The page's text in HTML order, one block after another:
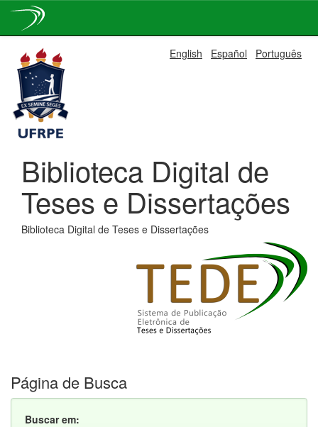
navigation
English Español Português
Biblioteca Digital de
Teses e Dissertações
Biblioteca Digital de Teses e Dissertações
Página de Busca
Buscar em: